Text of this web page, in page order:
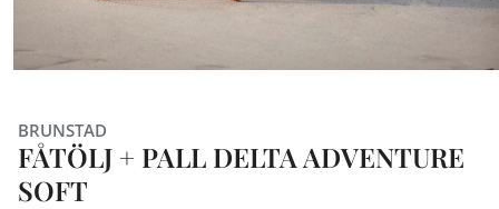
BRUNSTAD
FÅTÖLJ + PALL DELTA ADVENTURE
SOFT